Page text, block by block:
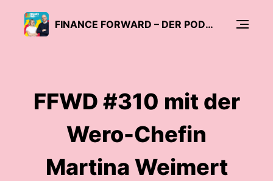
FINANCE FORWARD – DER PODCAST FÜR DIE NEUE FINANZWELT
FFWD #310 mit der
Wero-Chefin
Martina Weimert